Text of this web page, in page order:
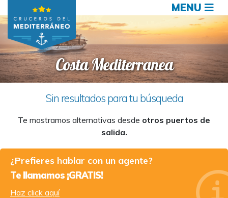
MENU
Costa Mediterranea
Sin resultados para tu búsqueda
Te mostramos alternativas desde otros puertos de
salida.
¿Prefieres hablar con un agente?
Te llamamos ¡GRATIS!
Haz click aquí